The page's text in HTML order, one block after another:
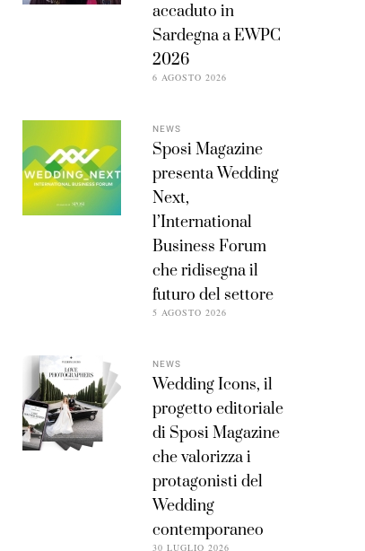
accaduto in
Sardegna a EWPC
2026
6 AGOSTO 2026
NEWS
Sposi Magazine
presenta Wedding
Next,
l’International
Business Forum
che ridisegna il
futuro del settore
5 AGOSTO 2026
NEWS
Wedding Icons, il
progetto editoriale
di Sposi Magazine
che valorizza i
protagonisti del
Wedding
contemporaneo
30 LUGLIO 2026